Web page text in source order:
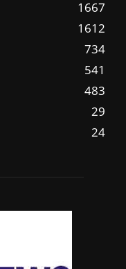
1667
1612
734
541
483
29
24